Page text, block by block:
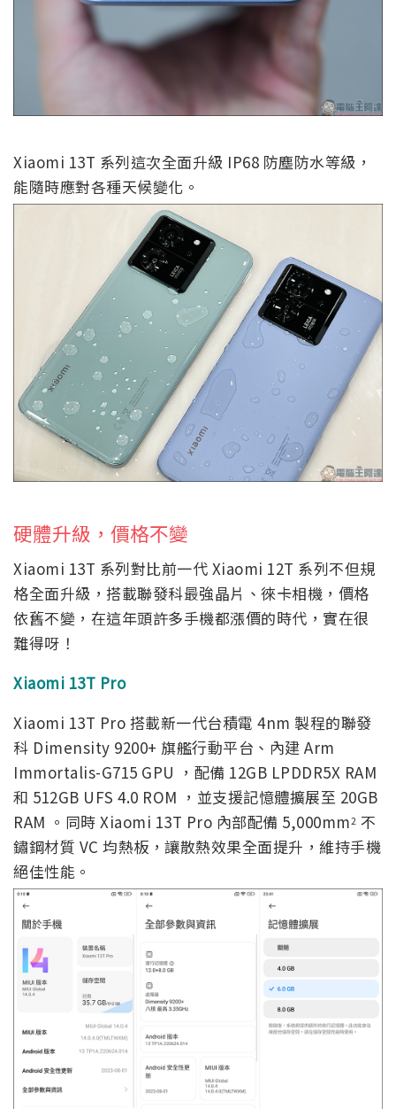
Xiaomi 13T 系列這次全面升級 IP68 防塵防水等級，
能隨時應對各種天候變化。
硬體升級，價格不變
Xiaomi 13T 系列對比前一代 Xiaomi 12T 系列不但規
格全面升級，搭載聯發科最強晶片、徠卡相機，價格
依舊不變，在這年頭許多手機都漲價的時代，實在很
難得呀！
Xiaomi 13T Pro
Xiaomi 13T Pro 搭載新一代台積電 4nm 製程的聯發
科 Dimensity 9200+ 旗艦行動平台、內建 Arm
Immortalis-G715 GPU ，配備 12GB LPDDR5X RAM
和 512GB UFS 4.0 ROM ，並支援記憶體擴展至 20GB
RAM 。同時 Xiaomi 13T Pro 內部配備 5,000mm2 不
鏽鋼材質 VC 均熱板，讓散熱效果全面提升，維持手機
絕佳性能。